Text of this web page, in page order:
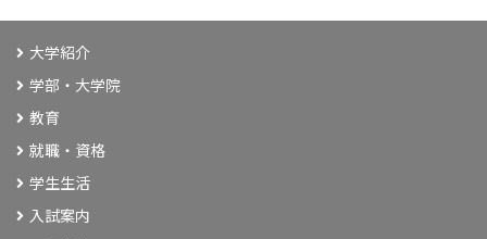
大学紹介
学部・大学院
教育
就職・資格
学生生活
入試案内